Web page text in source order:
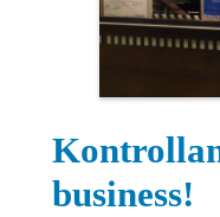
business!